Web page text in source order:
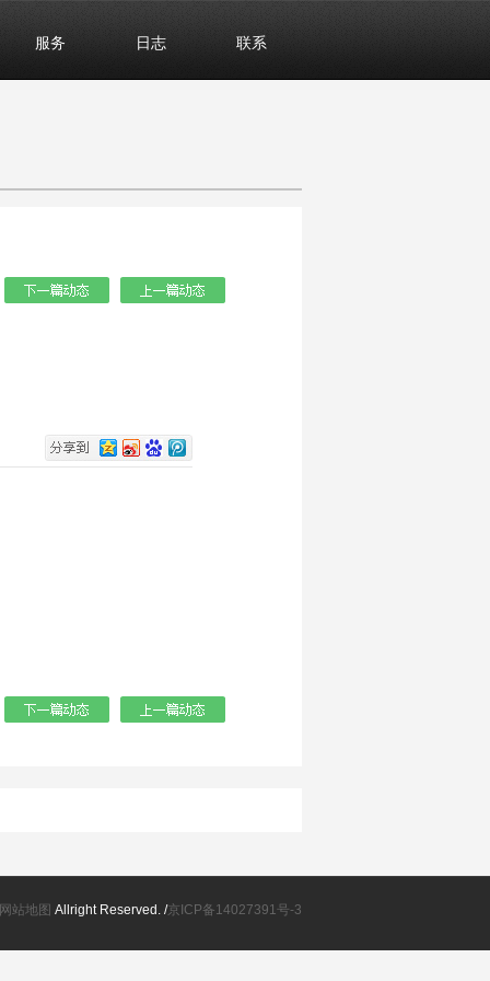
服务 日志 联系
网站地图 Allright Reserved. /京ICP备14027391号-3